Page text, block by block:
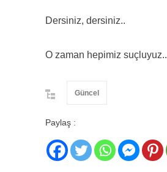
Dersiniz, dersiniz..
O zaman hepimiz suçluyuz..
Güncel
Paylaş :